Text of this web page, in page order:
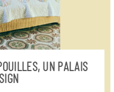
UN PALAIS